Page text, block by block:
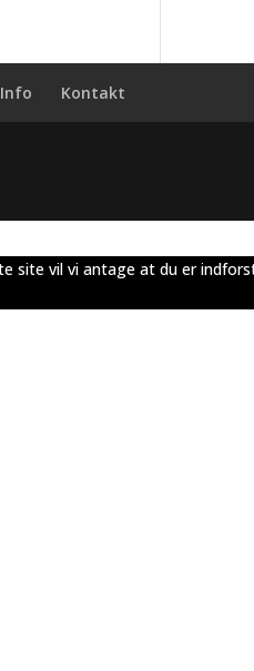
Kontakt
site vil vi antage at du er